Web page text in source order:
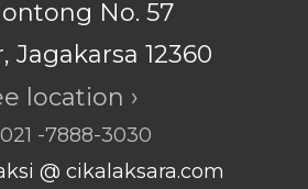
No. 57
Jagakarsa 12360
location ›
021 -7888-3030
@ cikalaksara.com